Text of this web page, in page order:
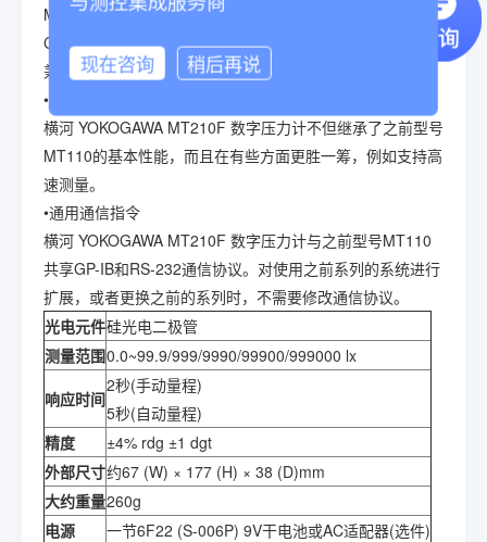
MT210F 数字压力计标配内置电池充电器，使用选配的Ni-
Cd可连续工作10小时左右。
兼容以往型号
•继承MT110系列的性能
横河 YOKOGAWA MT210F 数字压力计不但继承了之前型号
MT110的基本性能，而且在有些方面更胜一筹，例如支持高
速测量。
•通用通信指令
横河 YOKOGAWA MT210F 数字压力计与之前型号MT110
共享GP-IB和RS-232通信协议。对使用之前系列的系统进行
扩展，或者更换之前的系列时，不需要修改通信协议。
光电元件硅光电二极管
测量范围0.0~99.9/999/9990/99900/999000 lx
响应时间
2秒(手动量程)
5秒(自动量程)
精度
±4% rdg ±1 dgt
外部尺寸约67 (W) × 177 (H) × 38 (D)mm
大约重量260g
电源
一节6F22 (S-006P) 9V干电池或AC适配器(选件)
现在咨询 稍后再说